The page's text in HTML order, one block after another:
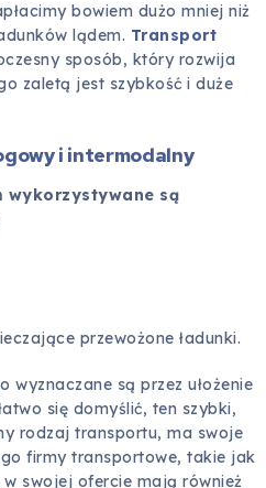
bowiem dużo mniej niż
lądem. Transport
sposób, który rozwija
zaletą jest szybkość i duże
i intermodalny
wykorzystywane są
przewożone ładunki.
wyznaczane są przez ułożenie
się domyślić, ten szybki,
rodzaj transportu, ma swoje
firmy transportowe, takie jak
w swojej ofercie mają również